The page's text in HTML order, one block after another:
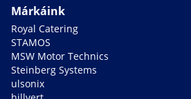
Márkáink
Royal Catering
STAMOS
MSW Motor Technics
Steinberg Systems
ulsonix